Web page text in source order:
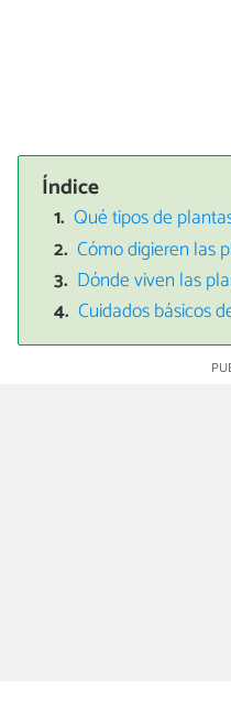
Índice
Qué tipos de
Cómo digieren las
Dónde viven las
Cuidados básicos